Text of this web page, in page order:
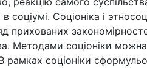
соціумі. Соціоніка і
прихованих
Методами соціоніки
рамках соціоніки